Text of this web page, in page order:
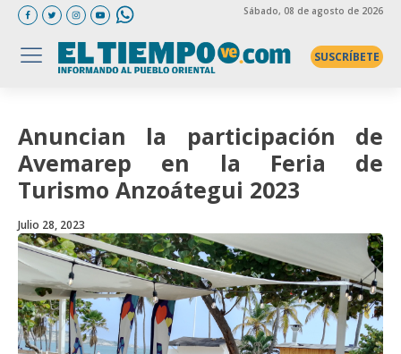
Sábado, 08 de agosto de 2026
SUSCRÍBETE
Anuncian la participación de
Avemarep en la Feria de
Turismo Anzoátegui 2023
Julio 28, 2023